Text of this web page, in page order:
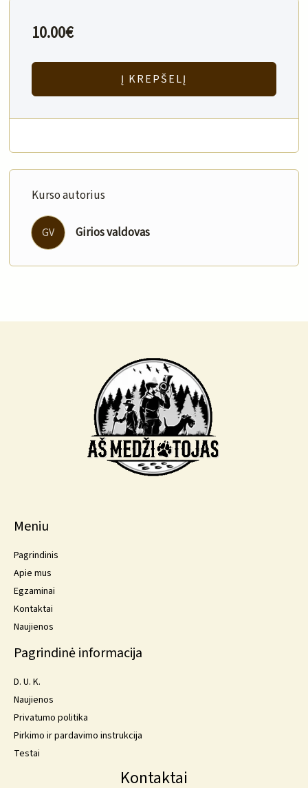
10.00€
Į KREPŠELĮ
Kurso autorius
GV Girios valdovas
Meniu
Pagrindinis
Apie mus
Egzaminai
Kontaktai
Naujienos
Pagrindinė informacija
D. U. K.
Naujienos
Privatumo politika
Pirkimo ir pardavimo instrukcija
Testai
Kontaktai